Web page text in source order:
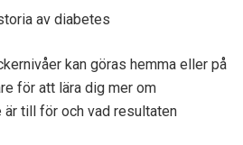
av diabetes
kan göras hemma eller på
för att lära dig mer om
till för och vad resultaten